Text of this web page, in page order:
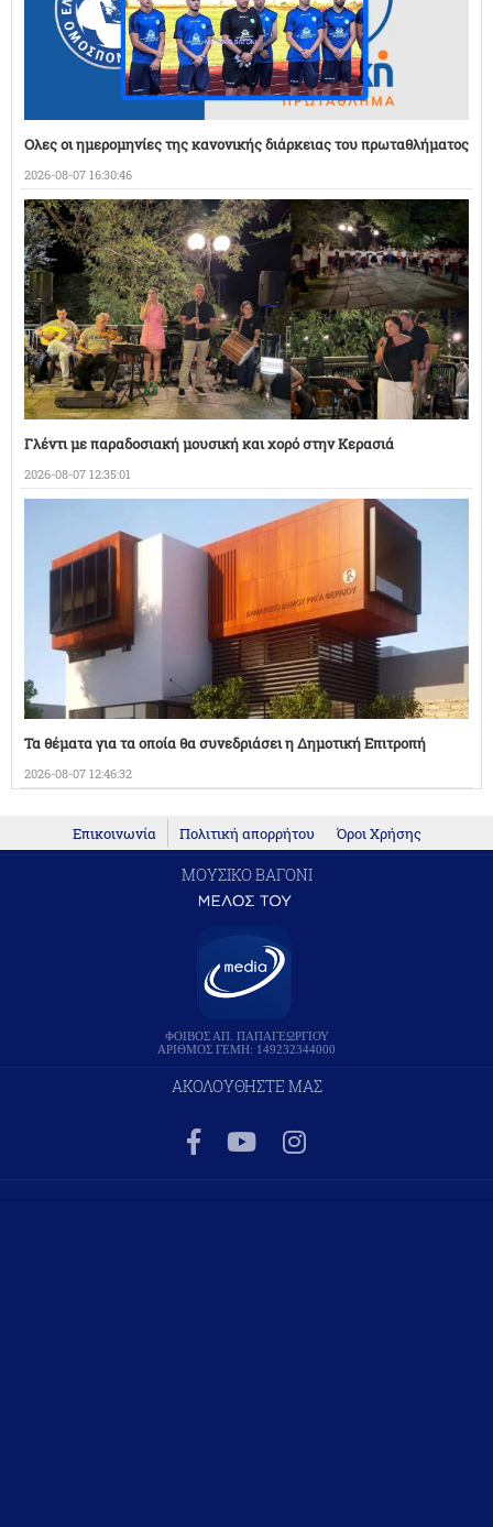
Ολες οι ημερομηνίες της κανονικής διάρκειας του πρωταθλήματος
2026-08-07 16:30:46
Γλέντι με παραδοσιακή μουσική και χορό στην Κερασιά
2026-08-07 12:35:01
Τα θέματα για τα οποία θα συνεδριάσει η Δημοτική Επιτροπή
2026-08-07 12:46:32
Επικοινωνία Πολιτική απορρήτου Όροι Χρήσης
ΜΟΥΣΙΚΟ ΒΑΓΟΝΙ
ΦΟΙΒΟΣ ΑΠ. ΠΑΠΑΓΕΩΡΓΙΟΥ
ΑΡΙΘΜΟΣ ΓΕΜΗ: 149232344000
ΑΚΟΛΟΥΘΗΣΤΕ ΜΑΣ